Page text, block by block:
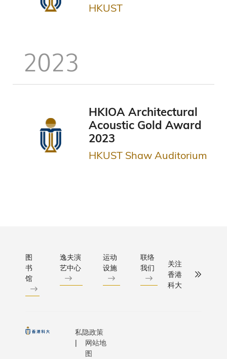
HKUST
2023
HKIOA Architectural
Acoustic Gold Award
2023
HKUST Shaw Auditorium
图
书
馆
逸夫演
艺中心
运动
设施
联络
我们
关注
香港
科大
私隐政策
网站地
图